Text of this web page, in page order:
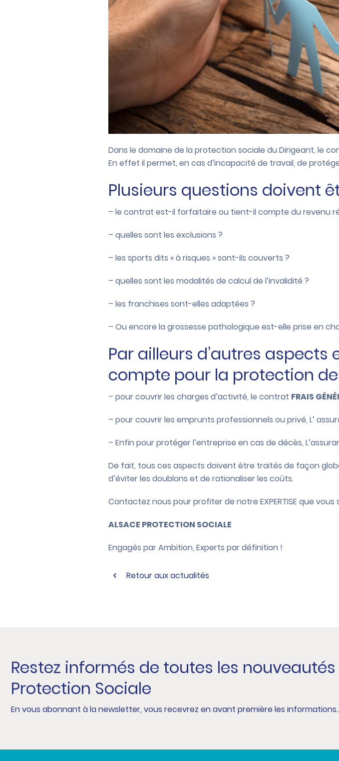
Dans le domaine de la protection sociale du Dirigeant, le
En effet il permet, en cas d’incapacité de travail, de
Plusieurs questions doivent
– le contrat est-il forfaitaire ou tient-il compte du revenu
– quelles sont les exclusions ?
– les sports dits « à risques » sont-ils couverts ?
– quelles sont les modalités de calcul de l’invalidité ?
– les franchises sont-elles adaptées ?
– Ou encore la grossesse pathologique est-elle prise en
Par ailleurs d’autres
compte pour la protection
– pour couvrir les charges d’activité, le contrat FRAIS
– pour couvrir les emprunts professionnels ou privé, L’
– Enfin pour protéger l’entreprise en cas de décès,
De fait, tous ces aspects doivent être traités de façon
d’éviter les doublons et de rationaliser les coûts.
Contactez nous pour profiter de notre EXPERTISE que
ALSACE PROTECTION SOCIALE
Engagés par Ambition, Experts par définition !
Retour aux actualités
Restez informés de toutes les
Protection Sociale
En vous abonnant à la newsletter, vous recevrez en avant première les